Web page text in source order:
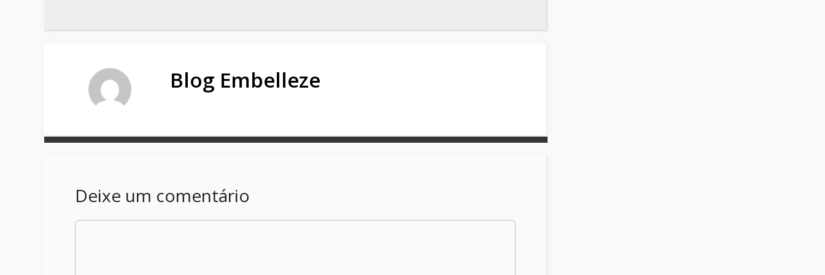
Blog Embelleze
Deixe um comentário
Comentário